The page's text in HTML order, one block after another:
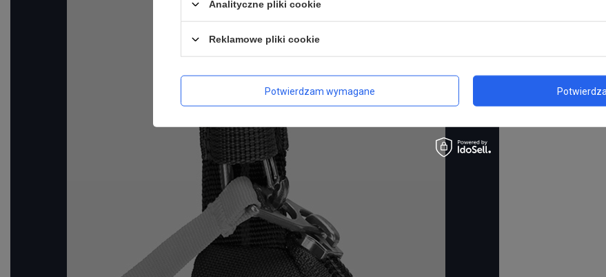
Analityczne pliki cookie
Reklamowe pliki cookie
Potwierdzam wymagane